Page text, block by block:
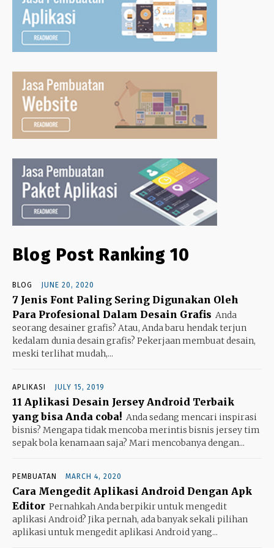
Blog Post Ranking 10
BLOG JUNE 20, 2020
7 Jenis Font Paling Sering Digunakan Oleh
Para Profesional Dalam Desain Grafis Anda
seorang desainer grafis? Atau, Anda baru hendak terjun
kedalam dunia desain grafis? Pekerjaan membuat desain,
meski terlihat mudah,...
APLIKASI JULY 15, 2019
11 Aplikasi Desain Jersey Android Terbaik
yang bisa Anda coba! Anda sedang mencari inspirasi
bisnis? Mengapa tidak mencoba merintis bisnis jersey tim
sepak bola kenamaan saja? Mari mencobanya dengan...
PEMBUATAN MARCH 4, 2020
Cara Mengedit Aplikasi Android Dengan Apk
Editor Pernahkah Anda berpikir untuk mengedit
aplikasi Android? Jika pernah, ada banyak sekali pilihan
aplikasi untuk mengedit aplikasi Android yang...